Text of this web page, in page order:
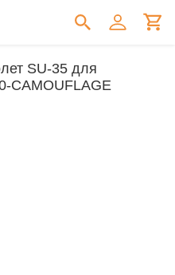
SU-35 для
CAMOUFLAGE